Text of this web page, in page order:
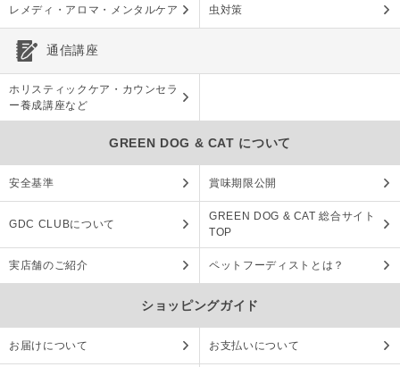
レメディ・アロマ・メンタルケア 虫対策
通信講座
ホリスティックケア・カウンセラ
ー養成講座など
GREEN DOG & CAT について
安全基準 賞味期限公開
GDC CLUBについて
GREEN DOG & CAT 総合サイト
TOP
実店舗のご紹介 ペットフーディストとは？
ショッピングガイド
お届けについて お支払いについて